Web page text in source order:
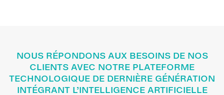
NOUS RÉPONDONS AUX BESOINS DE NOS
CLIENTS AVEC NOTRE PLATEFORME
TECHNOLOGIQUE DE DERNIÈRE GÉNÉRATION
INTÉGRANT L’INTELLIGENCE ARTIFICIELLE